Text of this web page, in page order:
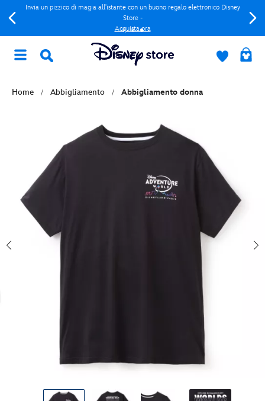
Invia un pizzico di magia all'istante con un buono regalo elettronico Disney
Store -
Acquista ora
Home Abbigliamento Abbigliamento donna